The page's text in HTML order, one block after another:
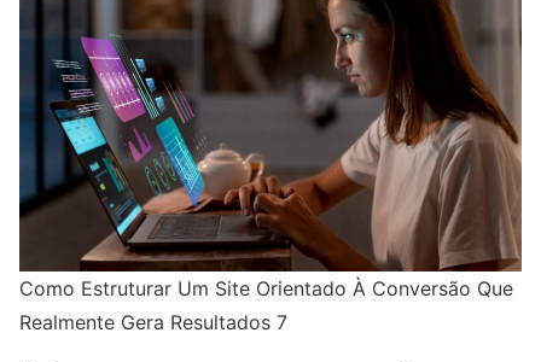
Como Estruturar Um Site Orientado À Conversão Que
Realmente Gera Resultados 7